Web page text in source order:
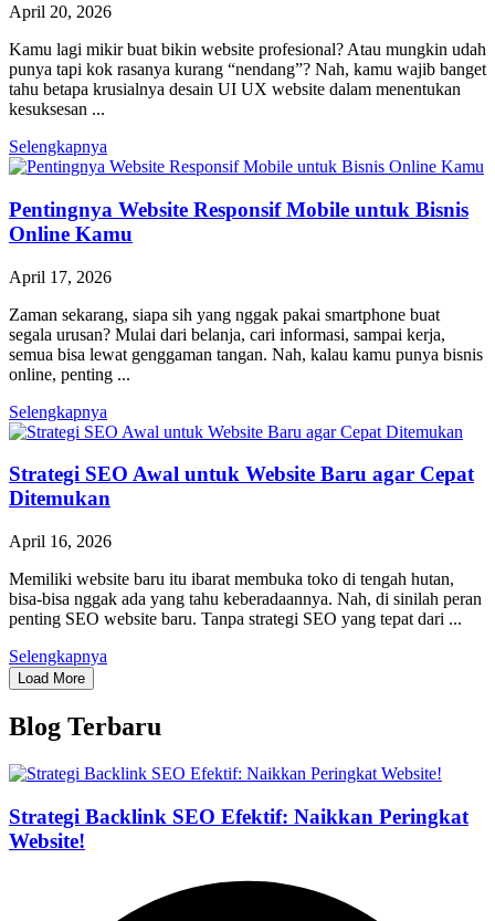
April 20, 2026
Kamu lagi mikir buat bikin website profesional? Atau mungkin udah
punya tapi kok rasanya kurang “nendang”? Nah, kamu wajib banget
tahu betapa krusialnya desain UI UX website dalam menentukan
kesuksesan ...
Selengkapnya
Pentingnya Website Responsif Mobile untuk Bisnis
Online Kamu
April 17, 2026
Zaman sekarang, siapa sih yang nggak pakai smartphone buat
segala urusan? Mulai dari belanja, cari informasi, sampai kerja,
semua bisa lewat genggaman tangan. Nah, kalau kamu punya bisnis
online, penting ...
Selengkapnya
Strategi SEO Awal untuk Website Baru agar Cepat
Ditemukan
April 16, 2026
Memiliki website baru itu ibarat membuka toko di tengah hutan,
bisa-bisa nggak ada yang tahu keberadaannya. Nah, di sinilah peran
penting SEO website baru. Tanpa strategi SEO yang tepat dari ...
Selengkapnya
Load More
Blog Terbaru
Strategi Backlink SEO Efektif: Naikkan Peringkat
Website!